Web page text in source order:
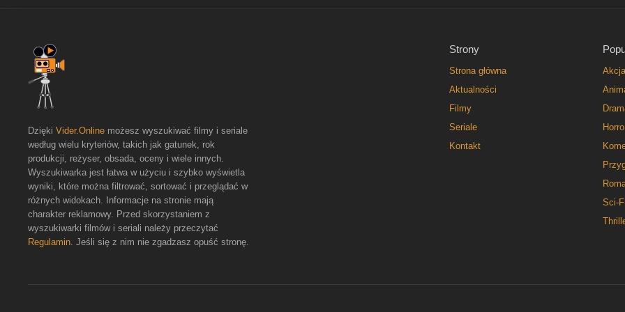
Strony
Strona główna
Aktualności
Filmy
Seriale
Kontakt
Akcja
Sci-Fi
Dzięki Vider.Online możesz wyszukiwać filmy i seriale
według wielu kryteriów, takich jak gatunek, rok
produkcji, reżyser, obsada, oceny i wiele innych.
Wyszukiwarka jest łatwa w użyciu i szybko wyświetla
wyniki, które można filtrować, sortować i przeglądać w
różnych widokach. Informacje na stronie mają
charakter reklamowy. Przed skorzystaniem z
wyszukiwarki filmów i seriali należy przeczytać
Regulamin. Jeśli się z nim nie zgadzasz opuść stronę.